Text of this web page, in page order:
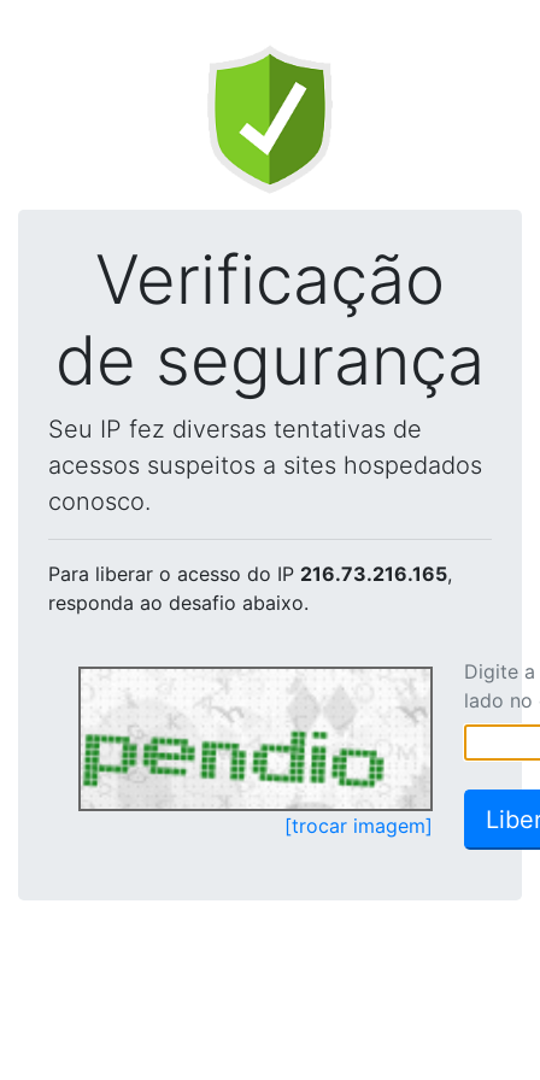
Verificação
de segurança
Seu IP fez diversas tentativas de
acessos suspeitos a sites hospedados
conosco.
Para liberar o acesso do IP 216.73.216.165,
responda ao desafio abaixo.
[trocar imagem]
Digite
lado no